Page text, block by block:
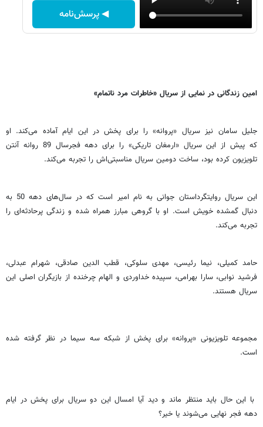
◀ پرسش‌نامه
امین زندگانی در نمایی از سریال «خاطرات مرد ناتمام»
جلیل سامان نیز سریال «پروانه» را برای پخش در این ایام آماده می‌کند. او
که پیش از این سریال «ارمغان تاریکی» را برای دهه فجرسال 89 روانه آنتن
تلویزیون کرده بود، ساخت دومین سریال مناسبتی‌اش را تجربه می‌کند.
این سریال روایتگرداستان جوانی به نام امیر است که در سال‌های دهه 50 به
دنبال گمشده خویش است. او با گروهی مبارز همراه شده و زندگی پرحادثه‌ای را
تجربه می‌کند.
حامد کمیلی، نیما رئیسی، مهدی سلوکی، قطب الدین صادقی، شهرام عبدلی،
فرشید نوابی، سارا بهرامی، سپیده خداوردی و الهام چرخنده از بازیگران اصلی این
سریال هستند.
مجموعه تلویزیونی «پروانه» برای پخش از شبکه سه سیما در نظر گرفته شده
است.
با این حال باید منتظر ماند و دید آیا امسال این دو سریال برای پخش در ایام
دهه فجر نهایی می‌شوند یا خیر؟